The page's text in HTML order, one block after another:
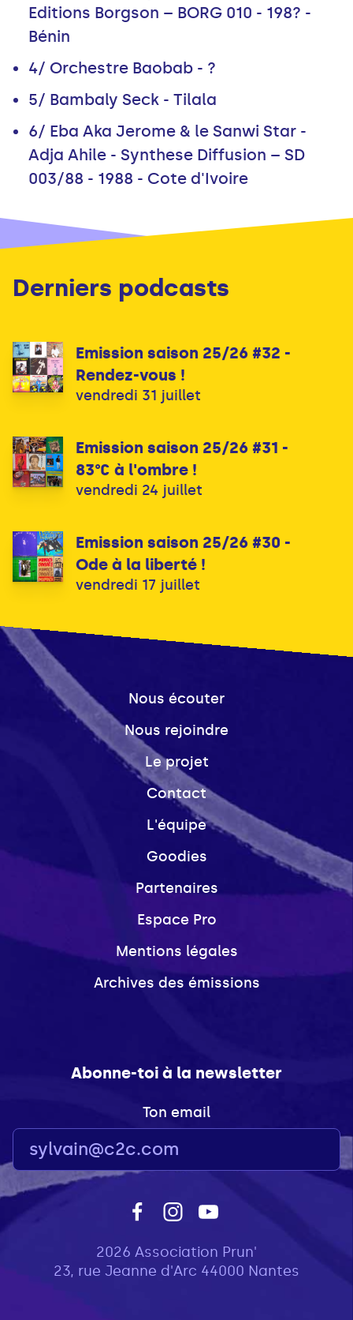
Editions Borgson – BORG 010 - 198? -
Bénin
4/ Orchestre Baobab - ?
5/ Bambaly Seck - Tilala
6/ Eba Aka Jerome & le Sanwi Star -
Adja Ahile - Synthese Diffusion – SD
003/88 - 1988 - Cote d'Ivoire
Derniers podcasts
Emission saison 25/26 #32 -
Rendez-vous !
vendredi 31 juillet
Emission saison 25/26 #31 -
83°C à l'ombre !
vendredi 24 juillet
Emission saison 25/26 #30 -
Ode à la liberté !
vendredi 17 juillet
Nous écouter
Nous rejoindre
Le projet
Contact
L'équipe
Goodies
Partenaires
Espace Pro
Mentions légales
Archives des émissions
Abonne-toi à la newsletter
Ton email
2026 Association Prun'
23, rue Jeanne d'Arc 44000 Nantes